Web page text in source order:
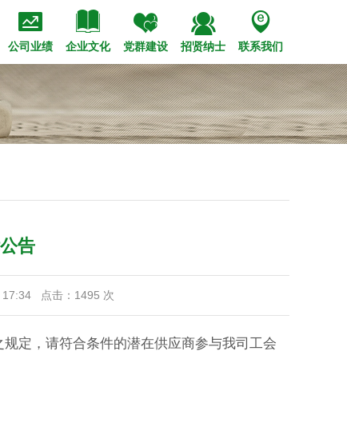

公司业绩

企业文化

党群建设

招贤纳士

联系我们
层
规 专题报道 公司视频
市政 装饰 钢结构 设备租赁
经典工程 技术创新 荣誉奖项
历史沿革 企业标识 华西赋 文化理念
党的建设 职工之家 青年之窗
聘 校园招聘 内部竞聘
告
点击： 1495 次
定，请符合条件的潜在供应商参与我司工会